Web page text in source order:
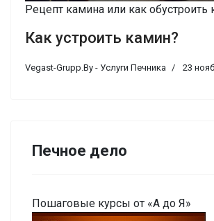
Рецепт камина или как обустроить
Как устроить камин?
Vegast-Grupp.By - Услуги Печника 23
Печное дело
Пошаговые курсы от «А до Я»